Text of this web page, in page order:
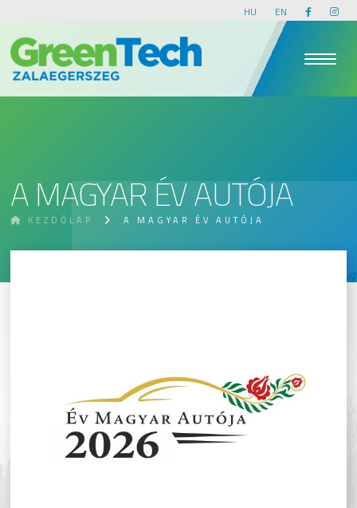
HU EN
A MAGYAR ÉV AUTÓJA
KEZDŐLAP A MAGYAR ÉV AUTÓJA